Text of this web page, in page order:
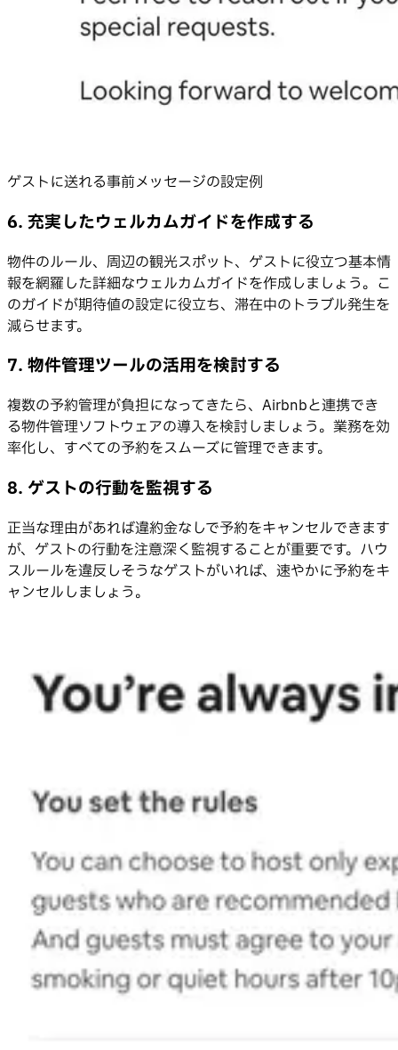
ゲストに送れる事前メッセージの設定例
6. 充実したウェルカムガイドを作成する
物件のルール、周辺の観光スポット、ゲストに役立つ基本情
報を網羅した詳細なウェルカムガイドを作成しましょう。こ
のガイドが期待値の設定に役立ち、滞在中のトラブル発生を
減らせます。
7. 物件管理ツールの活用を検討する
複数の予約管理が負担になってきたら、Airbnbと連携でき
る物件管理ソフトウェアの導入を検討しましょう。業務を効
率化し、すべての予約をスムーズに管理できます。
8. ゲストの行動を監視する
正当な理由があれば違約金なしで予約をキャンセルできます
が、ゲストの行動を注意深く監視することが重要です。ハウ
スルールを違反しそうなゲストがいれば、速やかに予約をキ
ャンセルしましょう。